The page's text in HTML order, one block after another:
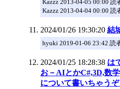
Kazzz 2013-04-05 00:00 読
Kazzz 2013-04-04 00:00 読
2024/01/26 19:30:20 結
hyuki 2019-01-06 23:42 読
2024/01/25 18:28:38 は
お－AIとかC#,3D,数
について書いちゃうぞ